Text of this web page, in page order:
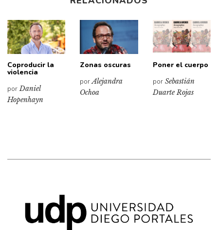
Coproducir la
violencia
porDaniel
Hopenhayn
Zonas oscuras
porAlejandra
Ochoa
Poner el cuerpo
por Sebastián
Duarte Rojas